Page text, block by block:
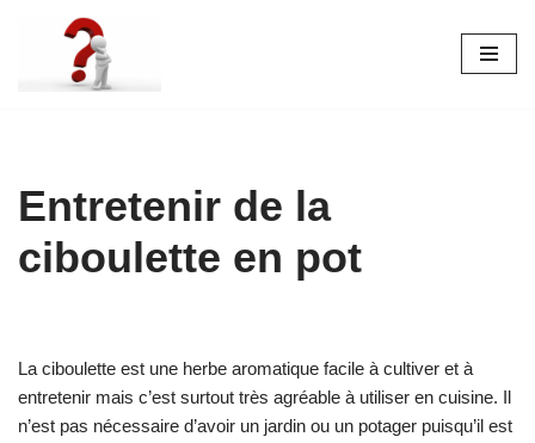
Entretenir de la
ciboulette en pot
La ciboulette est une herbe aromatique facile à cultiver et à
entretenir mais c’est surtout très agréable à utiliser en cuisine. Il
n’est pas nécessaire d’avoir un jardin ou un potager puisqu’il est